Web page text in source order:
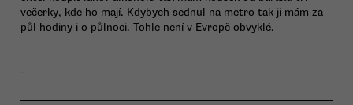
večerky, kde ho mají. Kdybych sednul na metro tak ji mám za
půl hodiny i o půlnoci. Tohle není v Evropě obvyklé.
-